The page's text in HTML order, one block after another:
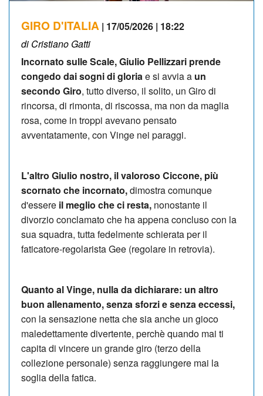
GIRO D'ITALIA | 17/05/2026 | 18:22
di Cristiano Gatti
Incornato sulle Scale, Giulio Pellizzari prende
congedo dai sogni di gloriae si avvia a un
secondo Giro, tutto diverso, il solito, un Giro di
rincorsa, di rimonta, di riscossa, ma non da maglia
rosa, come in troppi avevano pensato
avventatamente, con Vinge nei paraggi.
L'altro Giulio nostro, il valoroso Ciccone, più
scornato che incornato,dimostra comunque
d'essere il meglio che ci resta, nonostante il
divorzio conclamato che ha appena concluso con la
sua squadra, tutta fedelmente schierata per il
faticatore-regolarista Gee (regolare in retrovia).
Quanto al Vinge, nulla da dichiarare: un altro
buon allenamento, senza sforzi e senza eccessi,
con la sensazione netta che sia anche un gioco
maledettamente divertente, perchè quando mai ti
capita di vincere un grande giro (terzo della
collezione personale) senza raggiungere mai la
soglia della fatica.